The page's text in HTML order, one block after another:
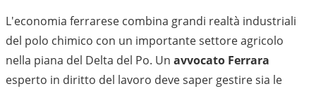
L'economia ferrarese combina grandi realtà industriali
del polo chimico con un importante settore agricolo
nella piana del Delta del Po. Un avvocato Ferrara
esperto in diritto del lavoro deve saper gestire sia le